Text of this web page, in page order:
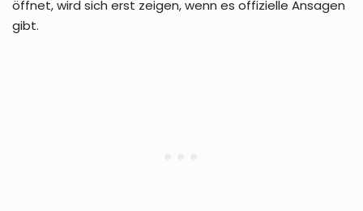
öffnet, wird sich erst zeigen, wenn es offizielle Ansagen
gibt.